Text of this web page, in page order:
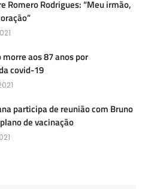
Romero Rodrigues: “Meu irmão,
morre aos 87 anos por
covid-19
participa de reunião com Bruno
de vacinação